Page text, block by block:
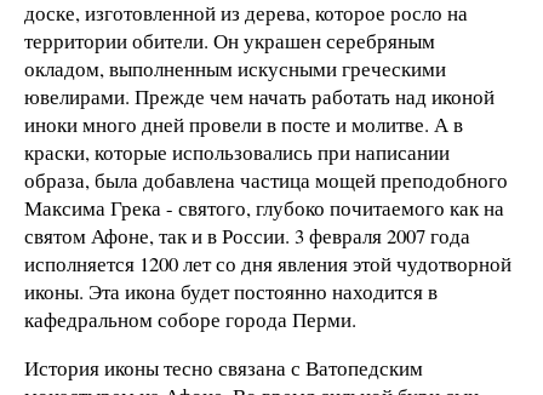
доске, изготовленной из дерева, которое росло на
территории обители. Он украшен серебряным
окладом, выполненным искусными греческими
ювелирами. Прежде чем начать работать над иконой
иноки много дней провели в посте и молитве. А в
краски, которые использовались при написании
образа, была добавлена частица мощей преподобного
Максима Грека - святого, глубоко почитаемого как на
святом Афоне, так и в России. 3 февраля 2007 года
исполняется 1200 лет со дня явления этой чудотворной
иконы. Эта икона будет постоянно находится в
кафедральном соборе города Перми.
История иконы тесно связана с Ватопедским